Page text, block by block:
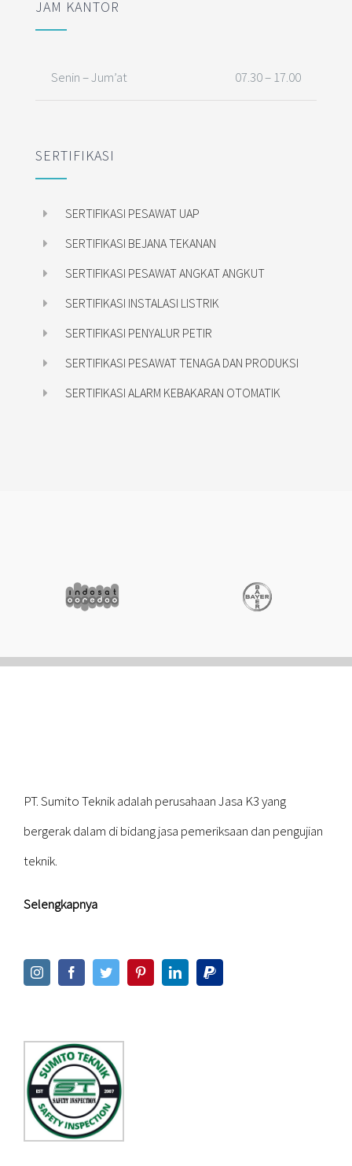
JAM KANTOR
Senin – Jum’at 07.30 – 17.00
SERTIFIKASI
SERTIFIKASI PESAWAT UAP
SERTIFIKASI BEJANA TEKANAN
SERTIFIKASI PESAWAT ANGKAT ANGKUT
SERTIFIKASI INSTALASI LISTRIK
SERTIFIKASI PENYALUR PETIR
SERTIFIKASI PESAWAT TENAGA DAN PRODUKSI
SERTIFIKASI ALARM KEBAKARAN OTOMATIK
PT. Sumito Teknik adalah perusahaan Jasa K3 yang
bergerak dalam di bidang jasa pemeriksaan dan pengujian
teknik.
Selengkapnya